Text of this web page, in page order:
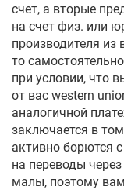
счет, а вторые
на счет физ. или
производителя из
то
при условии, что
от вас western
аналогичной
заключается в
активно борются
на переводы
малы, поэтому